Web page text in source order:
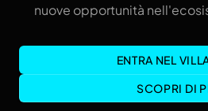
nuove opportunità
ENTRA NEL
SCOPRI DI